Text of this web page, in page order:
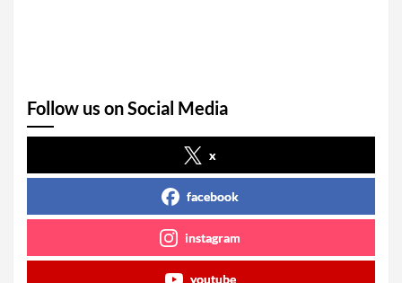
Follow us on Social Media
x
facebook
instagram
youtube